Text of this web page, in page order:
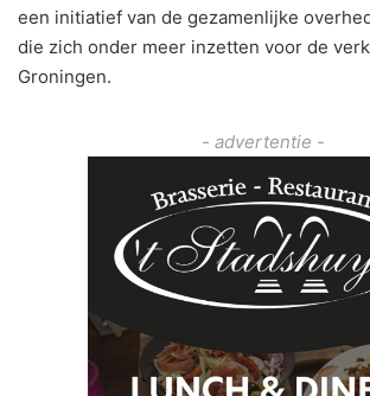
een initiatief van de gezamenlijke
die zich onder meer inzetten voor de
Groningen.
- advertentie -